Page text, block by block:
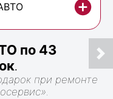
по 43
.
при ремонте